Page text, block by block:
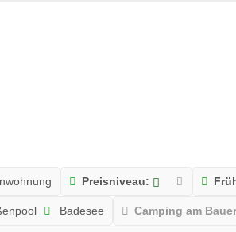
Preisniveau:
Badesee Camping am